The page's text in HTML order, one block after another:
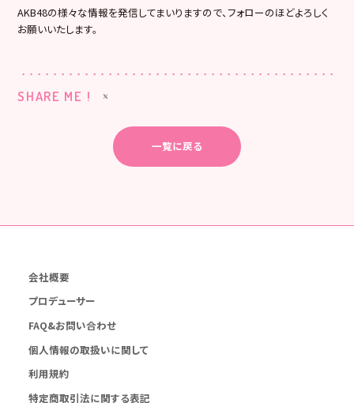
AKB48の様々な情報を発信してまいりますので、フォローのほどよろしく
お願いいたします。
SHARE ME !
一覧に戻る
会社概要
プロデューサー
FAQ&お問い合わせ
個人情報の取扱いに関して
利用規約
特定商取引法に関する表記